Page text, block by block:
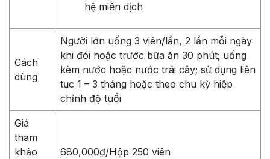
hệ miễn dịch
Cách
dùng
Người lớn uống 3 viên/lần, 2 lần mỗi ngày
khi đói hoặc trước bữa ăn 30 phút; uống
kèm nước hoặc nước trái cây; sử dụng liên
tục 1 – 3 tháng hoặc theo chu kỳ hiệp
chỉnh độ tuổi
Giá
tham
khảo
680,000₫/Hộp 250 viên